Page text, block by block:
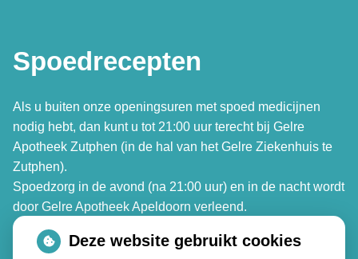
Spoedrecepten
Als u buiten onze openingsuren met spoed medicijnen
nodig hebt, dan kunt u tot 21:00 uur terecht bij Gelre
Apotheek Zutphen (in de hal van het Gelre Ziekenhuis te
Zutphen).
Spoedzorg in de avond (na 21:00 uur) en in de nacht wordt
door Gelre Apotheek Apeldoorn verleend.
Gelre Apotheek Zutphen
Deze website gebruikt cookies